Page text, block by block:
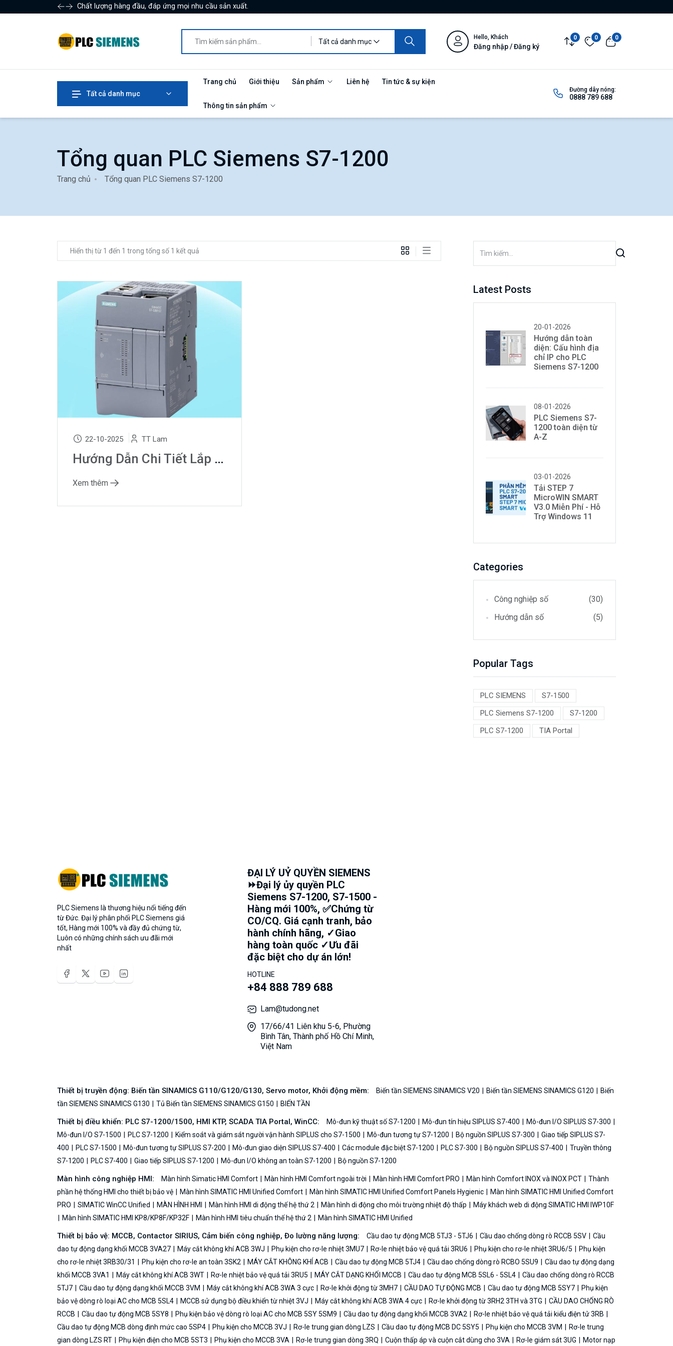
Chất lượng hàng đầu, đáp ứng mọi nhu cầu sản xuất.
Tất cả danh mục
Hello, Khách
Đăng nhập / Đăng ký
0 0 0
Tất cả danh mục
Trang chủ Giới thiệu Sản phẩm Liên hệ Tin tức & sự kiện
Thông tin sản phẩm
Đường dây nóng:
0888 789 688
Tổng quan PLC Siemens S7-1200
Trang chủ Tổng quan PLC Siemens S7-1200
Hiển thị từ 1 đến 1 trong tổng số 1 kết quả
22-10-2025 TT Lam
Hướng Dẫn Chi Tiết Lắp Đặt Và Cấu Hình PLC Siemens S7-1200 G2 Cho Nhà Máy Nhỏ
Xem thêm
Latest Posts
20-01-2026
Hướng dẫn toàn
diện: Cấu hình địa
chỉ IP cho PLC
Siemens S7-1200
08-01-2026
PLC Siemens S7-
1200 toàn diện từ
A-Z
03-01-2026
Tải STEP 7
MicroWIN SMART
V3.0 Miễn Phí - Hỗ
Trợ Windows 11
Categories
Công nghiệp số
(30)
Hướng dẫn số
(5)
Popular Tags
PLC SIEMENS
S7-1500
PLC Siemens S7-1200
S7-1200
PLC S7-1200
TIA Portal
PLC Siemens là thương hiệu nổi tiếng đến
từ Đức. Đại lý phân phối PLC Siemens giá
tốt, Hàng mới 100% và đầy đủ chứng từ,
Luôn có những chính sách ưu đãi mới
nhất
ĐẠI LÝ UỶ QUYỀN SIEMENS
⏩Đại lý ủy quyền PLC
Siemens S7-1200, S7-1500 -
Hàng mới 100%, ✅Chứng từ
CO/CQ. Giá cạnh tranh, bảo
hành chính hãng, ✓Giao
hàng toàn quốc ✓Ưu đãi
đặc biệt cho dự án lớn!
HOTLINE
+84 888 789 688
Lam@tudong.net
17/66/41 Liên khu 5-6, Phường
Bình Tân, Thành phố Hồ Chí Minh,
Việt Nam
Thiết bị truyền động: Biến tần SINAMICS G110/G120/G130, Servo motor, Khởi động mềm: Biến tần SIEMENS SINAMICS V20 Biến tần SIEMENS SINAMICS G120
Biến
tần SIEMENS SINAMICS G130
Tủ Biến tần SIEMENS SINAMICS G150 BIẾN TẦN
Thiết bị điều khiển: PLC S7-1200/1500, HMI KTP, SCADA TIA Portal, WinCC: Mô-đun kỹ thuật số S7-1200 Mô-đun tín hiệu SIPLUS S7-400
Mô-đun I/O SIPLUS S7-300
Mô-đun I/O S7-1500
PLC S7-1200 Kiểm soát và giám sát người vận hành SIPLUS cho S7-1500 Mô-đun tương tự S7-1200 Bộ nguồn SIPLUS S7-300
Giao tiếp SIPLUS S7-
400
PLC S7-1500 Mô-đun tương tự SIPLUS S7-200 Mô-đun giao diện SIPLUS S7-400 Các module đặc biệt S7-1200 PLC S7-300 Bộ nguồn SIPLUS S7-400
Truyền thông
S7-1200
PLC S7-400 Giao tiếp SIPLUS S7-1200 Mô-đun I/O không an toàn S7-1200 Bộ nguồn S7-1200
Màn hình công nghiệp HMI: Màn hình Simatic HMI Comfort Màn hình HMI Comfort ngoài trời Màn hình HMI Comfort PRO Màn hình Comfort INOX và INOX PCT
Thành
phần hệ thống HMI cho thiết bị bảo vệ
Màn hình SIMATIC HMI Unified Comfort Màn hình SIMATIC HMI Unified Comfort Panels Hygienic
Màn hình SIMATIC HMI Unified Comfort
PRO
SIMATIC WinCC Unified MÀN HÌNH HMI Màn hình HMI di động thế hệ thứ 2 Màn hình di động cho môi trường nhiệt độ thấp
Máy khách web di động SIMATIC HMI IWP10F
Màn hình SIMATIC HMI KP8/KP8F/KP32F
Màn hình HMI tiêu chuẩn thế hệ thứ 2 Màn hình SIMATIC HMI Unified
Thiết bị bảo vệ: MCCB, Contactor SIRIUS, Cảm biến công nghiệp, Đo lường năng lượng: Cầu dao tự động MCB 5TJ3 - 5TJ6 Cầu dao chống dòng rò RCCB 5SV
Cầu
dao tự động dạng khối MCCB 3VA27
Máy cắt không khí ACB 3WJ Phụ kiện cho rơ-le nhiệt 3MU7 Rơ-le nhiệt bảo vệ quá tải 3RU6 Phụ kiện cho rơ-le nhiệt 3RU6/5
Phụ kiện
cho rơ-le nhiệt 3RB30/31
Phụ kiện cho rơ-le an toàn 3SK2 MÁY CẮT KHÔNG KHÍ ACB Cầu dao tự động MCB 5TJ4 Cầu dao chống dòng rò RCBO 5SU9
Cầu dao tự động dạng
khối MCCB 3VA1
Máy cắt không khí ACB 3WT Rơ-le nhiệt bảo vệ quá tải 3RU5 MÁY CẮT DẠNG KHỐI MCCB Cầu dao tự động MCB 5SL6 - 5SL4
Cầu dao chống dòng rò RCCB
5TJ7
Cầu dao tự động dạng khối MCCB 3VM Máy cắt không khí ACB 3WA 3 cực Rơ-le khởi động từ 3MH7 CẦU DAO TỰ ĐỘNG MCB Cầu dao tự động MCB 5SY7
Phụ kiện
bảo vệ dòng rò loại AC cho MCB 5SL4
MCCB sử dụng bộ điều khiển từ nhiệt 3VJ Máy cắt không khí ACB 3WA 4 cực Rơ-le khởi động từ 3RH2 3TH và 3TG
CẦU DAO CHỐNG RÒ
RCCB
Cầu dao tự động MCB 5SY8 Phụ kiện bảo vệ dòng rò loại AC cho MCB 5SY 5SM9 Cầu dao tự động dạng khối MCCB 3VA2
Rơ-le nhiệt bảo vệ quá tải kiểu điện tử 3RB
Cầu dao tự động MCB dòng định mức cao 5SP4
Phụ kiện cho MCCB 3VJ Rơ-le trung gian dòng LZS Cầu dao tự động MCB DC 5SY5 Phụ kiện cho MCCB 3VM
Rơ-le trung
gian dòng LZS RT
Phụ kiện điện cho MCB 5ST3 Phụ kiện cho MCCB 3VA Rơ-le trung gian dòng 3RQ Cuộn thấp áp và cuộn cắt dùng cho 3VA Rơ-le giám sát 3UG Motor nạp